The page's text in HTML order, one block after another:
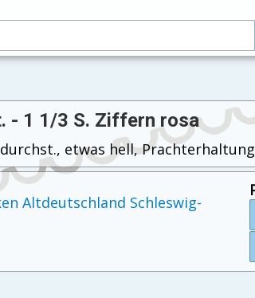
- 1 1/3 S. Ziffern rosa
etwas hell,
Altdeutschland Schleswig-